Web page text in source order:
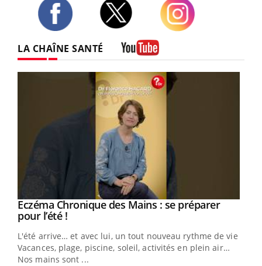
LA CHAÎNE SANTÉ
Youtube
Eczéma Chronique des Mains : se préparer
pour l’été !Youtube
L'été arrive… et avec lui, un tout nouveau rythme de vie !
Vacances, plage, piscine, soleil, activités en plein air…
Nos mains sont ...